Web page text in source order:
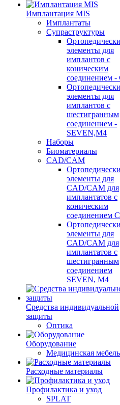
Имплантация MIS
Имплантаты
Супраструктуры
элементы для
имплантов с
коническим
соединением -
элементы для
имплантов с
шестигранным
соединением -
SEVEN,M4
Наборы
Биоматериалы
CAD/CAM
элементы для
CAD/CAM для
имплантатов с
коническим
соединением
элементы для
CAD/CAM для
имплантатов с
шестигранным
соединением
SEVEN, М4
Средства индивидуальной
защиты
Оптика
Оборудование
Медицинская мебель
Расходные материалы
Профилактика и уход
SPLAT